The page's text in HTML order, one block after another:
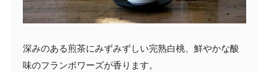
深みのある煎茶にみずみずしい完熟白桃、鮮やかな酸
味のフランボワーズが香ります。